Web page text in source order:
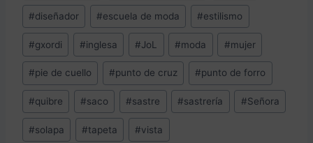
entrada:
#diseñador #escuela de moda #estilismo
#gxordi #inglesa #JoL #moda #mujer
#pie de cuello #punto de cruz #punto de forro
#quibre #saco #sastre #sastrería #Señora
#solapa #tapeta #vista